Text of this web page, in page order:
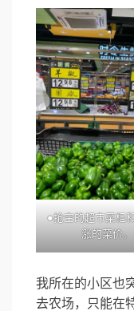
●抢空的超市菜柜
涨的菜价。
我所在的小区也
去农场，只能在